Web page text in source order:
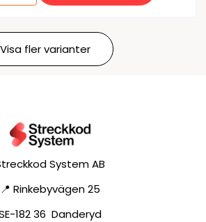
Visa fler varianter
System AB
📍 Rinkebyvägen 25
182 36 Danderyd